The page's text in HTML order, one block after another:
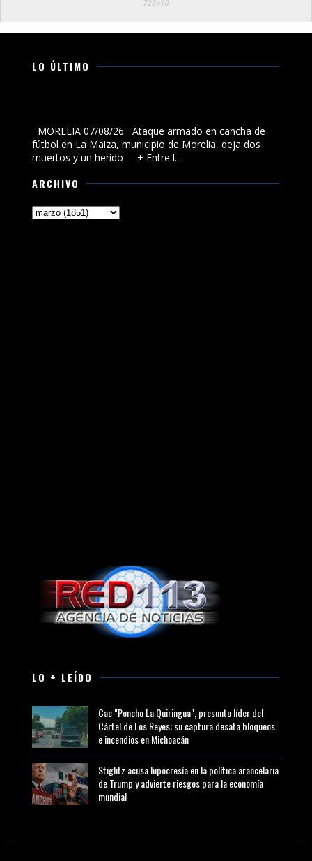
LO ÚLTIMO
MORELIA 07/08/26 Ataque armado en cancha de
fútbol en La Maiza, municipio de Morelia, deja dos
muertos y un herido + Entre l...
ARCHIVO
LO + LEÍDO
Cae "Poncho La Quiringua", presunto líder del
Cártel de Los Reyes; su captura desata bloqueos
e incendios en Michoacán
Stiglitz acusa hipocresía en la política arancelaria
de Trump y advierte riesgos para la economía
mundial